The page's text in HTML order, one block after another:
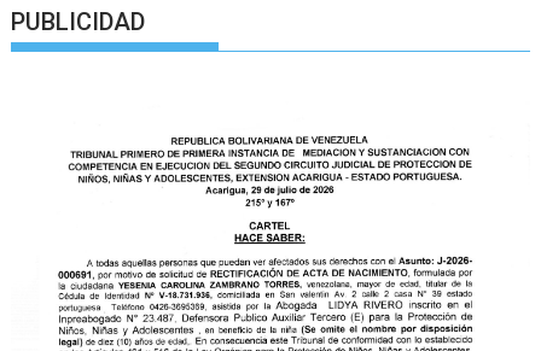
PUBLICIDAD